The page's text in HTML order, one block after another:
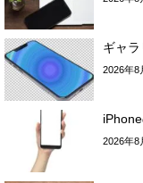
ギャ
2026年8
2026年8